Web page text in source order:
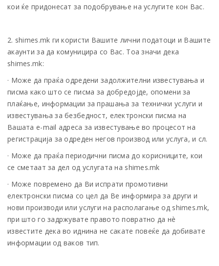
кои ќе придонесат за подобрување на услугите кон Вас.
2. shimes.mk ги користи Вашите лични податоци и Вашите
акаунти за да комуницира со Вас. Тоа значи дека
shimes.mk:
· Може да праќа одредени задолжителни известувања и
писма како што се писма за добредојде, опомени за
плаќање, информации за прашања за технички услуги и
известувања за безбедност, електронски писма на
Вашата е-mail адреса за известување во процесот на
регистрација за одреден негов производ или услуга, и сл.
· Може да праќа периодични писма до корисниците, кои
се сметаат за дел од услугата на shimes.mk
· Може повремено да Ви испрати промотивни
електронски писма со цел да Ве информира за други и
нови производи или услуги на располагање од shimes.mk,
при што го задржувате правото повратно да нè
известите дека во иднина не сакате повеќе да добивате
информации од ваков тип.